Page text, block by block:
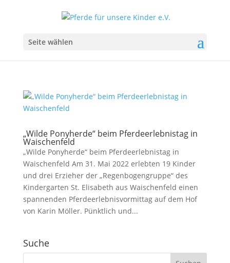
Seite wählen
„Wilde Ponyherde“ beim Pferdeerlebnistag in
Waischenfeld
„Wilde Ponyherde“ beim Pferdeerlebnistag in
Waischenfeld Am 31. Mai 2022 erlebten 19 Kinder
und drei Erzieher der „Regenbogengruppe“ des
Kindergarten St. Elisabeth aus Waischenfeld einen
spannenden Pferdeerlebnisvormittag auf dem Hof
von Karin Möller. Pünktlich und...
Suche